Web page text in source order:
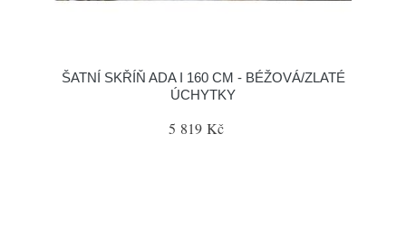
ŠATNÍ SKŘÍŇ ADA I 160 CM - BÉŽOVÁ/ZLATÉ
ÚCHYTKY
5 819 Kč